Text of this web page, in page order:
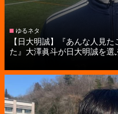
ゆるネタ
【日大明誠】『あんな人見
た』大澤眞斗が日大明誠を選